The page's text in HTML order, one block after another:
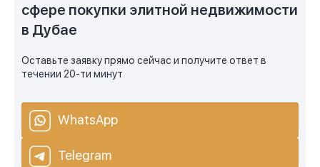
сфере покупки элитной недвижимости
в Дубае
Оставьте заявку прямо сейчас и получите ответ в
течении 20-ти минут
WhatsApp
Telegram